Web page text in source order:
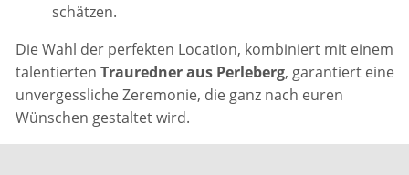
schätzen.
Die Wahl der perfekten Location, kombiniert mit einem
talentiertenTrauredner aus Perleberg, garantiert eine
unvergessliche Zeremonie, die ganz nach euren
Wünschen gestaltet wird.